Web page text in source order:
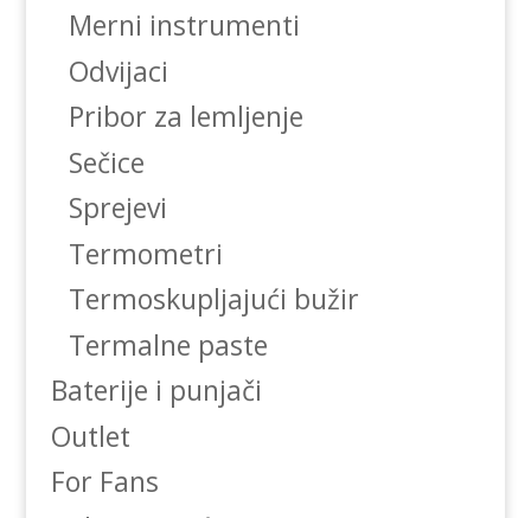
Merni instrumenti
Odvijaci
Pribor za lemljenje
Sečice
Sprejevi
Termometri
Termoskupljajući bužir
Termalne paste
Baterije i punjači
Outlet
For Fans